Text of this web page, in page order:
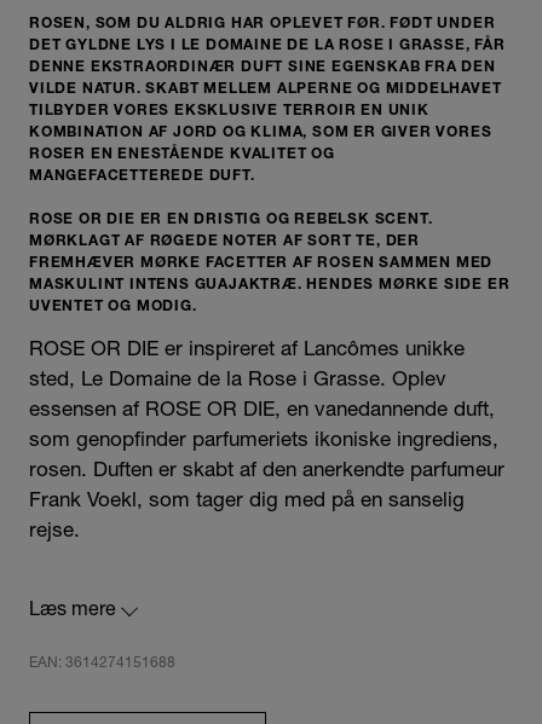
ROSEN, SOM DU ALDRIG HAR OPLEVET FØR. FØDT UNDER
DET GYLDNE LYS I LE DOMAINE DE LA ROSE I GRASSE, FÅR
DENNE EKSTRAORDINÆR DUFT SINE EGENSKAB FRA DEN
VILDE NATUR. SKABT MELLEM ALPERNE OG MIDDELHAVET
TILBYDER VORES EKSKLUSIVE TERROIR EN UNIK
KOMBINATION AF JORD OG KLIMA, SOM ER GIVER VORES
ROSER EN ENESTÅENDE KVALITET OG
MANGEFACETTEREDE DUFT.
ROSE OR DIE ER EN DRISTIG OG REBELSK SCENT.
MØRKLAGT AF RØGEDE NOTER AF SORT TE, DER
FREMHÆVER MØRKE FACETTER AF ROSEN SAMMEN MED
MASKULINT INTENS GUAJAKTRÆ. HENDES MØRKE SIDE ER
UVENTET OG MODIG.
ROSE OR DIE er inspireret af Lancômes unikke
sted, Le Domaine de la Rose i Grasse. Oplev
essensen af ROSE OR DIE, en vanedannende duft,
som genopfinder parfumeriets ikoniske ingrediens,
rosen. Duften er skabt af den anerkendte parfumeur
Frank Voekl, som tager dig med på en sanselig
rejse.
mørklagt af røgede noter af sort te, der fremhæver
mørk side, som er uventet og modig. Her møder de
Læs mere
EAN: 3614274151688